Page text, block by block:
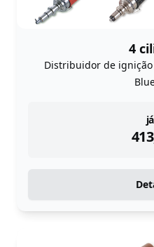
4
Distribuidor de